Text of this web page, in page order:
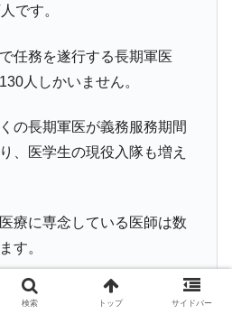
です。
任務を遂行する長期軍医
人しかいません。
の長期軍医が義務服務期間
、医学生の現役入隊も増え
療に専念している医師は数
す。
大学』(Uniformed Service
検索 トップ サイドバー